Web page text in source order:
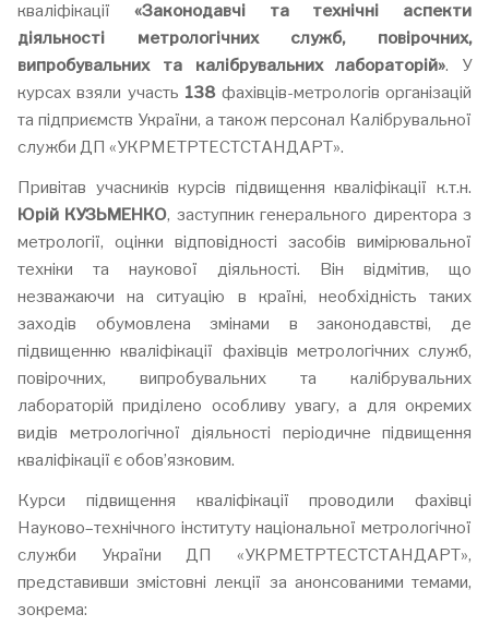
кваліфікації «Законодавчі та технічні аспекти
діяльності метрологічних служб, повірочних,
випробувальних та калібрувальних лабораторій». У
курсах взяли участь 138 фахівців-метрологів організацій
та підприємств України, а також персонал Калібрувальної
служби ДП «УКРМЕТРТЕСТСТАНДАРТ».
Привітав учасників курсів підвищення кваліфікації к.т.н.
Юрій КУЗЬМЕНКО, заступник генерального директора з
метрології, оцінки відповідності засобів вимірювальної
техніки та наукової діяльності. Він відмітив, що
незважаючи на ситуацію в країні, необхідність таких
заходів обумовлена змінами в законодавстві, де
підвищенню кваліфікації фахівців метрологічних служб,
повірочних, випробувальних та калібрувальних
лабораторій приділено особливу увагу, а для окремих
видів метрологічної діяльності періодичне підвищення
кваліфікації є обов’язковим.
Курси підвищення кваліфікації проводили фахівці
Науково–технічного інституту національної метрологічної
служби України ДП «УКРМЕТРТЕСТСТАНДАРТ»,
представивши змістовні лекції за анонсованими темами,
зокрема: